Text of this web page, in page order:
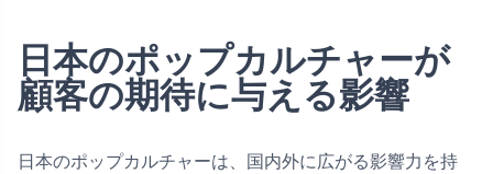
日本のポップカルチャーが
顧客の期待に与える影響
日本のポップカルチャーは、国内外に広がる影響力を持